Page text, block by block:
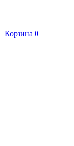
Корзина 0